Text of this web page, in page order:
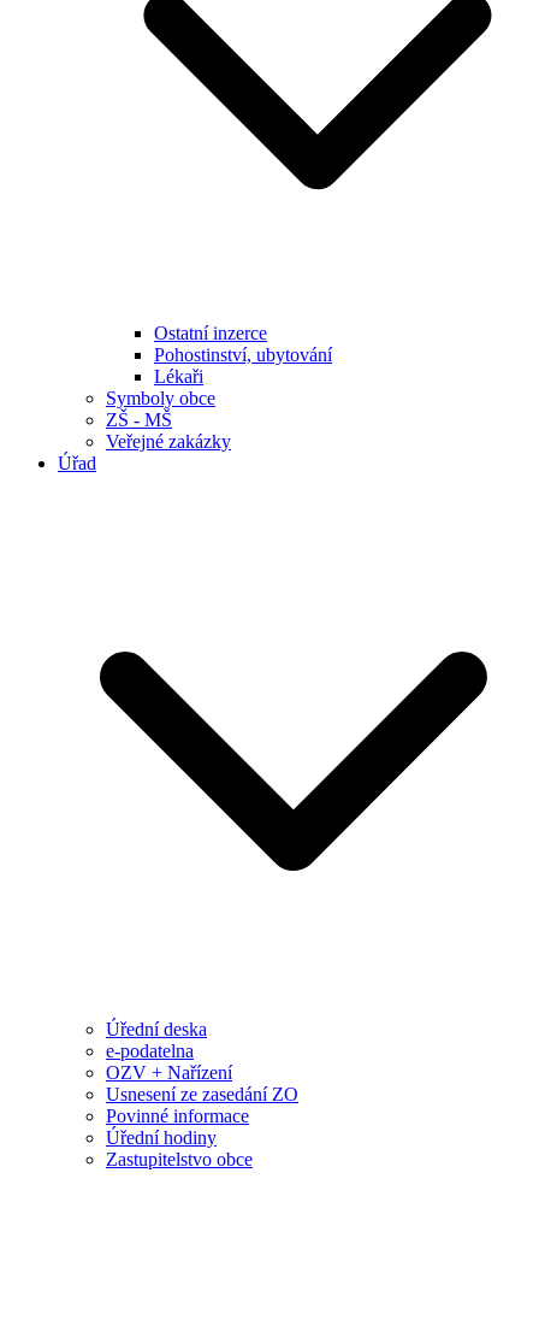
Ostatní inzerce
Pohostinství, ubytování
Lékaři
Symboly obce
ZŠ - MŠ
Veřejné zakázky
Úřad
Úřední deska
e-podatelna
OZV + Nařízení
Usnesení ze zasedání ZO
Povinné informace
Úřední hodiny
Zastupitelstvo obce